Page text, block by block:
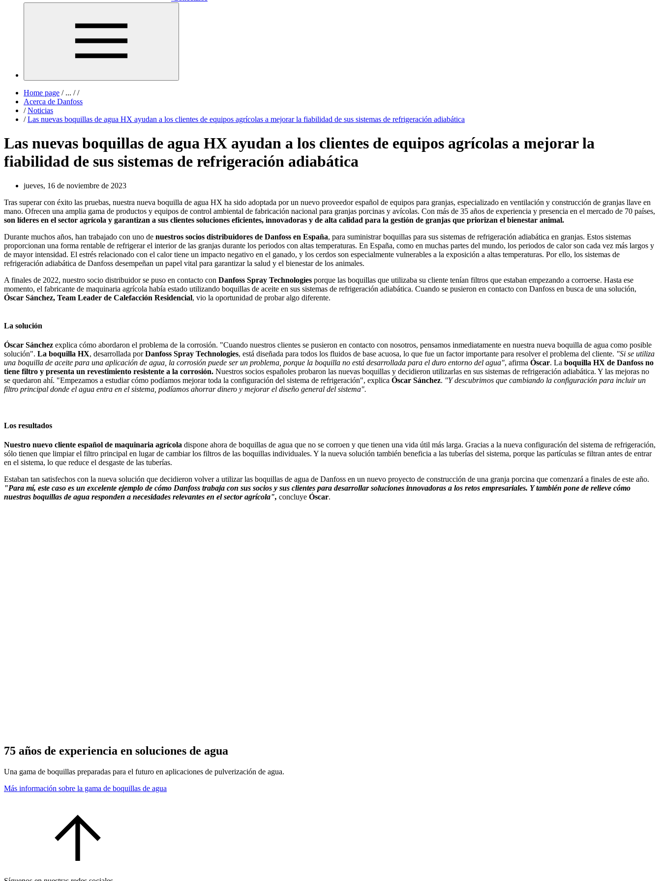
Home page /... / /
Acerca de Danfoss
/ Noticias
/ Las nuevas boquillas de agua HX ayudan a los clientes de equipos agrícolas a mejorar la fiabilidad de sus sistemas de refrigeración adiabática
Las nuevas boquillas de agua HX ayudan a los clientes de equipos agrícolas a mejorar la
fiabilidad de sus sistemas de refrigeración adiabática
jueves, 16 de noviembre de 2023
Tras superar con éxito las pruebas, nuestra nueva boquilla de agua HX ha sido adoptada por un nuevo proveedor español de equipos para granjas, especializado en ventilación y construcción de granjas llave en
mano. Ofrecen una amplia gama de productos y equipos de control ambiental de fabricación nacional para granjas porcinas y avícolas. Con más de 35 años de experiencia y presencia en el mercado de 70 países,
son líderes en el sector agrícola y garantizan a sus clientes soluciones eficientes, innovadoras y de alta calidad para la gestión de granjas que priorizan el bienestar animal.
Durante muchos años, han trabajado con uno de nuestros socios distribuidores de Danfoss en España, para suministrar boquillas para sus sistemas de refrigeración adiabática en granjas. Estos sistemas
proporcionan una forma rentable de refrigerar el interior de las granjas durante los periodos con altas temperaturas. En España, como en muchas partes del mundo, los periodos de calor son cada vez más largos y
de mayor intensidad. El estrés relacionado con el calor tiene un impacto negativo en el ganado, y los cerdos son especialmente vulnerables a la exposición a altas temperaturas. Por ello, los sistemas de
refrigeración adiabática de Danfoss desempeñan un papel vital para garantizar la salud y el bienestar de los animales.
A finales de 2022, nuestro socio distribuidor se puso en contacto con Danfoss Spray Technologies porque las boquillas que utilizaba su cliente tenían filtros que estaban empezando a corroerse. Hasta ese
momento, el fabricante de maquinaria agrícola había estado utilizando boquillas de aceite en sus sistemas de refrigeración adiabática. Cuando se pusieron en contacto con Danfoss en busca de una solución,
Óscar Sánchez, Team Leader de Calefacción Residencial, vio la oportunidad de probar algo diferente.
La solución
Óscar Sánchez explica cómo abordaron el problema de la corrosión. "Cuando nuestros clientes se pusieron en contacto con nosotros, pensamos inmediatamente en nuestra nueva boquilla de agua como posible
solución". La boquilla HX, desarrollada porDanfoss Spray Technologies, está diseñada para todos los fluidos de base acuosa, lo que fue un factor importante para resolver el problema del cliente. "Si se utiliza
una boquilla de aceite para una aplicación de agua, la corrosión puede ser un problema, porque la boquilla no está desarrollada para el duro entorno del agua", afirma Óscar. La boquilla HX de Danfoss no
tiene filtro y presenta un revestimiento resistente a la corrosión. Nuestros socios españoles probaron las nuevas boquillas y decidieron utilizarlas en sus sistemas de refrigeración adiabática. Y las mejoras no
se quedaron ahí. "Empezamos a estudiar cómo podíamos mejorar toda la configuración del sistema de refrigeración", explica Óscar Sánchez. "Y descubrimos que cambiando la configuración para incluir un
filtro principal donde el agua entra en el sistema, podíamos ahorrar dinero y mejorar el diseño general del sistema".
Los resultados
Nuestro nuevo cliente español de maquinaria agrícola dispone ahora de boquillas de agua que no se corroen y que tienen una vida útil más larga. Gracias a la nueva configuración del sistema de refrigeración,
sólo tienen que limpiar el filtro principal en lugar de cambiar los filtros de las boquillas individuales. Y la nueva solución también beneficia a las tuberías del sistema, porque las partículas se filtran antes de entrar
en el sistema, lo que reduce el desgaste de las tuberías.
Estaban tan satisfechos con la nueva solución que decidieron volver a utilizar las boquillas de agua de Danfoss en un nuevo proyecto de construcción de una granja porcina que comenzará a finales de este año.
"Para mí, este caso es un excelente ejemplo de cómo Danfoss trabaja con sus socios y sus clientes para desarrollar soluciones innovadoras a los retos empresariales. Y también pone de relieve cómo
nuestras boquillas de agua responden a necesidades relevantes en el sector agrícola", concluye Óscar.
75 años de experiencia en soluciones de agua
Una gama de boquillas preparadas para el futuro en aplicaciones de pulverización de agua.
Más información sobre la gama de boquillas de agua